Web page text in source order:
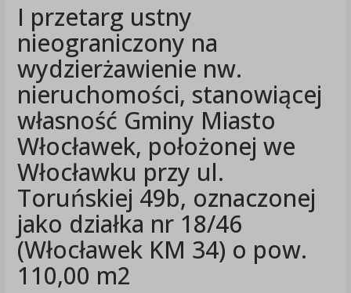
I przetarg ustny
nieograniczony na
wydzierżawienie nw.
nieruchomości, stanowiącej
własność Gminy Miasto
Włocławek, położonej we
Włocławku przy ul.
Toruńskiej 49b, oznaczonej
jako działka nr 18/46
(Włocławek KM 34) o pow.
110,00 m2